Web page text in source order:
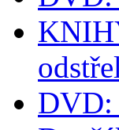
DVD: